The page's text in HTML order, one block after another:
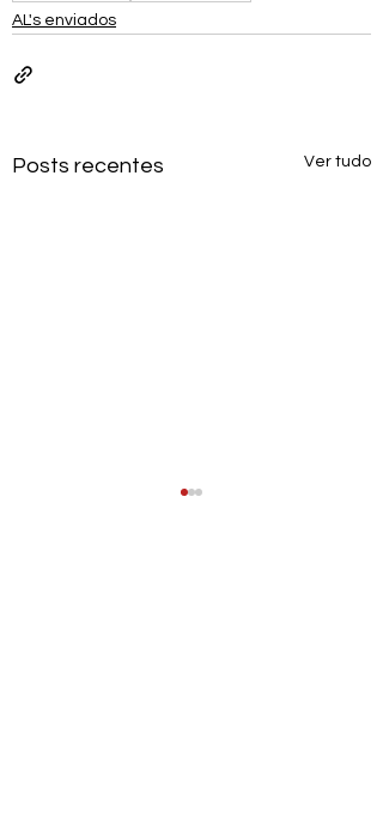
AL's enviados
Posts recentes Ver tudo